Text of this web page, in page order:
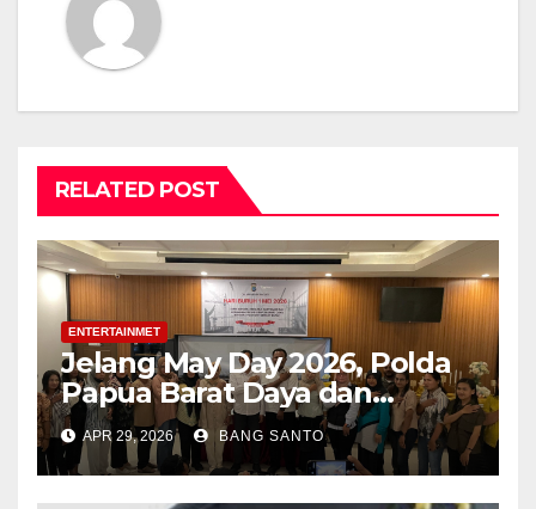
RELATED POST
ENTERTAINMET
Jelang May Day 2026, Polda
Papua Barat Daya dan
Serikat Buruh Perkuat
Sinergitas di Kota Sorong
APR 29, 2026 BANG SANTO